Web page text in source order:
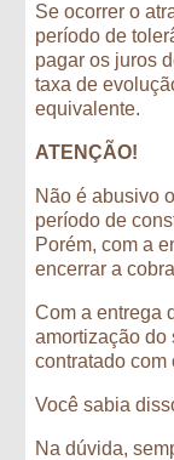
Se ocorrer o
período de
pagar os juros
taxa de
equivalente.
ATENÇÃO!
Não é abusivo
período de
Porém, com a
encerrar a
Com a entrega
amortização do
contratado com
Você sabia
Na dúvida,